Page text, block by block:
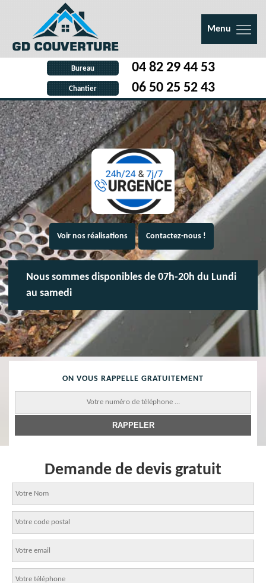
Menu
Bureau 04 82 29 44 53
Chantier 06 50 25 52 43
Voir nos réalisations Contactez-nous !
Nous sommes disponibles de 07h-20h du Lundi
au samedi
ON VOUS RAPPELLE GRATUITEMENT
Demande de devis gratuit